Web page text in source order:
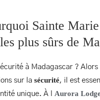
AURORA BAR
CERTIFICATION
Sainte
plus sûrs de
à Madagascar ?
sur la sécurité, il est
unique. À l Aurora